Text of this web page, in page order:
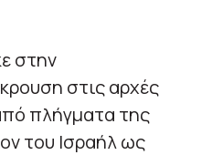
στην
στις αρχές
πλήγματα της
του Ισραήλ ως